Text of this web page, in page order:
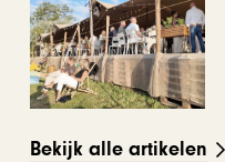
Bekijk alle artikelen